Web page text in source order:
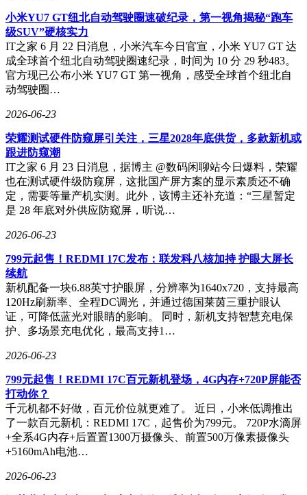
小米YU7 GT纽北自动驾驶圈速破纪录，第一视角揭秘“跑车
级SUV”硬核实力
IT之家 6 月 22 日消息，小米汽车今日官宣，小米 YU7 GT 达
成全球首个纽北自动驾驶圈速纪录，时间为 10 分 29 秒483。
官方现已公布小米 YU7 GT 第一视角，感受全球首个纽北自
动驾驶圈…
2026-06-23
荣耀测试硬件防窥屏引关注，三星2028年底供货，多款新机或
跟进防窥潮
IT之家 6 月 23 日消息，据博主 @数码闲聊站今日爆料，荣耀
也在测试硬件级防窥屏，这批国产屏方案的显示素质还不确
定，需要等量产机实测。此外，该博主还补充道：“三星暂定
是 28 年底对外供应防窥屏，听说…
2026-06-23
799元起售！REDMI 17C发布：联发科八核加持 护眼大屏长
续航
新机配备一块6.88英寸护眼屏，分辨率为1640x720，支持最高
120Hz刷新率、全程DC调光，并通过德国莱茵三重护眼认
证，可降低蓝光对眼睛的影响。 同时，新机支持智慧充电保
护、多场景充电优化，最高支持1…
2026-06-23
799元起售！REDMI 17C百元新机登场，4G内存+720P屏能否
打动你？
千元机都不好做，百元价位就更难了。 近日，小米低调推出
了一款百元新机：REDMI 17C，起售价为799元。 720P水滴屏
+全系4G内存+后置置1300万摄像头、前置500万像素摄像头
+5160mAh电池…
2026-06-23